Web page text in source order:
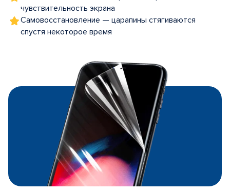
чувствительность экрана
Самовосстановление — царапины стягиваются
спустя некоторое время